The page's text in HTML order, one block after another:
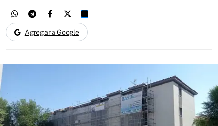
Agregar a Google